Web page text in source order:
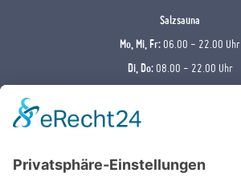
Salzsauna
Mo, Mi, Fr: 06.00 - 22.00 Uhr
Di, Do: 08.00 - 22.00 Uhr
Samstag:
Sonntag:
Kräutersauna